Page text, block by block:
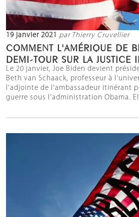
19 janvier 2021 par Thierry Cruvellier
COMMENT L'AMÉRIQUE DE
DEMI-TOUR SUR LA JUSTICE
Le 20 janvier, Joe Biden devient
Beth van Schaack, professeur à
l'adjointe de l'ambassadeur itinérant
guerre sous l'administration Obama.